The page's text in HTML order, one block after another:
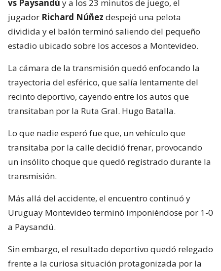
vs Paysandú y a los 23 minutos de juego, el
jugador Richard Núñez despejó una pelota
dividida y el balón terminó saliendo del pequeño
estadio ubicado sobre los accesos a Montevideo.
La cámara de la transmisión quedó enfocando la
trayectoria del esférico, que salía lentamente del
recinto deportivo, cayendo entre los autos que
transitaban por la Ruta Gral. Hugo Batalla.
Lo que nadie esperó fue que, un vehículo que
transitaba por la calle decidió frenar, provocando
un insólito choque que quedó registrado durante la
transmisión.
Más allá del accidente, el encuentro continuó y
Uruguay Montevideo terminó imponiéndose por 1-0
a Paysandú.
Sin embargo, el resultado deportivo quedó relegado
frente a la curiosa situación protagonizada por la